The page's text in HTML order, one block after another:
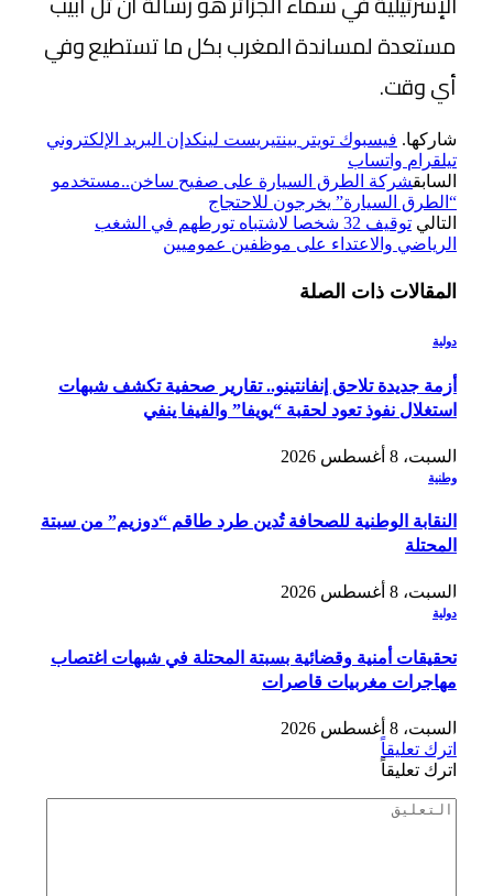
مستعدة لمساندة المغرب بكل ما تستطيع وفي
أي وقت.
شاركها. فيسبوك تويتر بينتيريست لينكدإن البريد الإلكتروني
تيلقرام واتساب
السابقشركة الطرق السيارة على صفيح ساخن..مستخدمو
“الطرق السيارة” يخرجون للاحتجاج
التالي
توقيف 32 شخصا لاشتباه تورطهم في الشغب
الرياضي والاعتداء على موظفين عموميين
المقالات ذات الصلة
دولية
أزمة جديدة تلاحق إنفانتينو.. تقارير صحفية تكشف شبهات
استغلال نفوذ تعود لحقبة “يويفا” والفيفا ينفي
السبت، 8 أغسطس 2026
وطنية
النقابة الوطنية للصحافة تُدين طرد طاقم “دوزيم” من سبتة
المحتلة
السبت، 8 أغسطس 2026
دولية
تحقيقات أمنية وقضائية بسبتة المحتلة في شبهات اغتصاب
مهاجرات مغربيات قاصرات
السبت، 8 أغسطس 2026
اترك تعليقاً
اترك تعليقاً